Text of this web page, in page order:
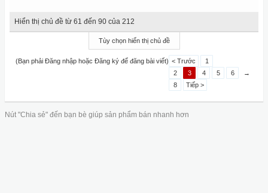
Hiển thị chủ đề từ 61 đến 90 của 212
Tùy chọn hiển thị chủ đề
(Bạn phải Đăng nhập hoặc Đăng ký để đăng bài viết) < Trước
1
2
3 4 5 6
→
8
Tiếp >
Nút "Chia sẻ" đến bạn bè giúp sản phẩm bán nhanh hơn